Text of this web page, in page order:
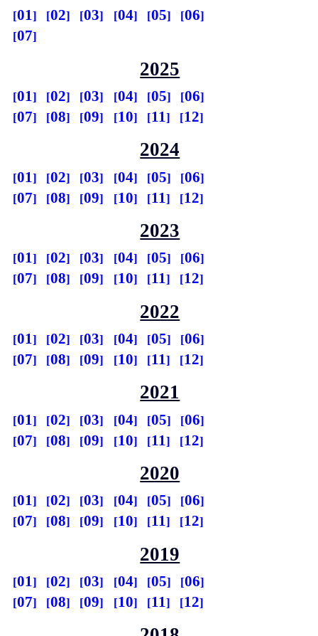
01 02 03 04 05
06
07
2025
01 02 03 04 05
06
07
08 09 10 11 12
2024
01 02 03 04 05
06
07
08 09 10 11 12
2023
01 02 03 04 05
06
07
08 09 10 11 12
2022
01 02 03 04 05
06
07
08 09 10 11 12
2021
01 02 03 04 05
06
07
08 09 10 11 12
2020
01 02 03 04 05
06
07
08 09 10 11 12
2019
01 02 03 04 05
06
07
08 09 10 11 12